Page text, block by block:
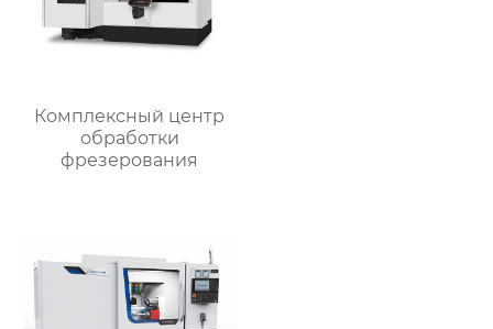
Комплексный центр
обработки
фрезерования